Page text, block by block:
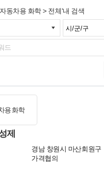
동차용 화학 > 전체'내 검색
용 화학
제
경남 창원시 마산회원구
가격협의